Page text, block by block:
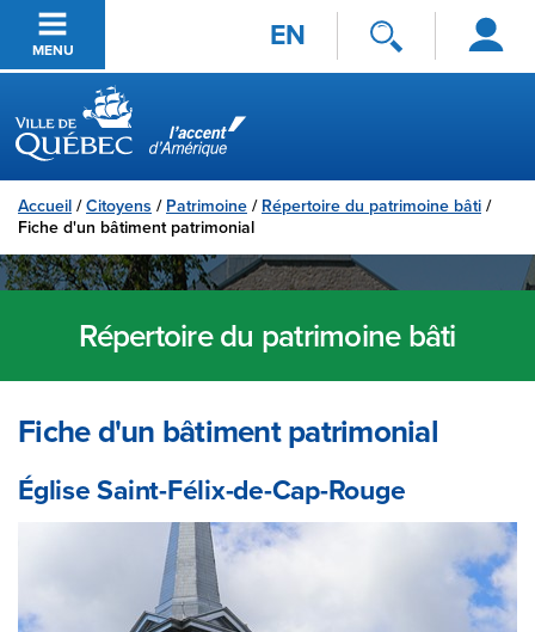
Passer au contenu principal
MENU EN
Se
connecter
Ville de Québec
Accueil /Citoyens / Patrimoine / Répertoire du patrimoine bâti /
Fiche d'un bâtiment patrimonial
Répertoire du patrimoine bâti
Fiche d'un bâtiment patrimonial
Église Saint-Félix-de-Cap-Rouge